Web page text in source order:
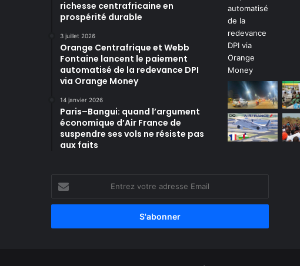
richesse centrafricaine en
prospérité durable
3 juillet 2026
Orange Centrafrique et Webb
Fontaine lancent le paiement
automatisé de la redevance DPI
via Orange Money
14 janvier 2026
Paris–Bangui: quand l’argument
économique d’Air France de
suspendre ses vols ne résiste pas
aux faits
votre
adresse